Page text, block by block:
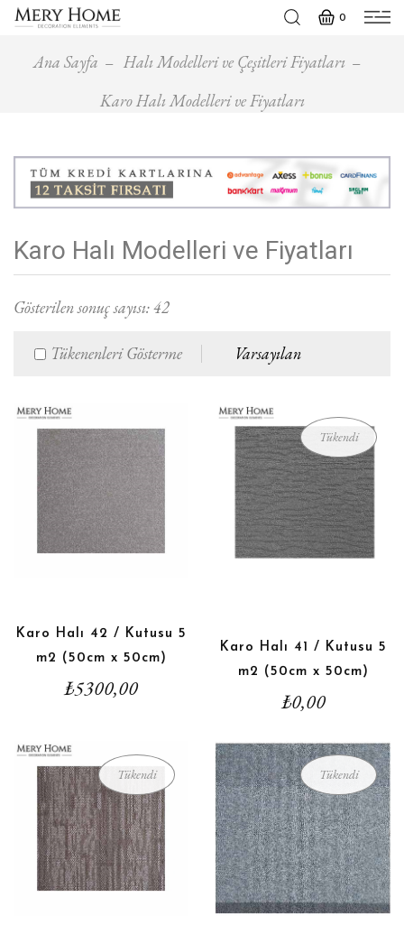
0
Ana Sayfa
Halı Modelleri ve Çeşitleri Fiyatları
Karo Halı Modelleri ve Fiyatları
Karo Halı Modelleri ve Fiyatları
Gösterilen sonuç sayısı:42
Tükenenleri Gösterme
Karo Halı 42 / Kutusu 5
m2 (50cm x 50cm)
₺5300,00
Tükendi
Karo Halı 41 / Kutusu 5
m2 (50cm x 50cm)
₺0,00
Tükendi Tükendi